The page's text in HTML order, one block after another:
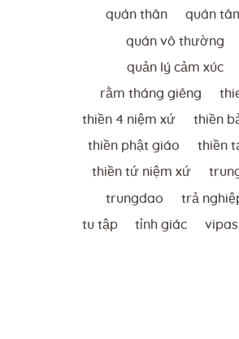
quán thân quán
quán vô thường
quản lý cảm xúc
rằm tháng giêng
thiền 4 niệm xứ thiền
thiền phật giáo thiền
thiền tứ niệm xứ
trungdao trả
tu tập tỉnh giác